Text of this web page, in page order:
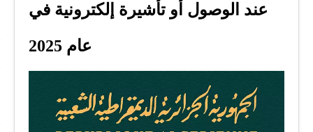
عند الوصول أو تأشيرة إلكترونية في
عام 2025